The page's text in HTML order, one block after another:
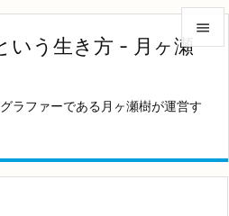
いう生き方 - 月ヶ瀬
ラファーである月ヶ瀬樹が運営す



前へ